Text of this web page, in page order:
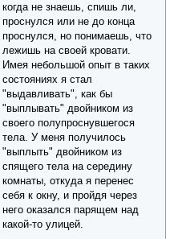
когда не знаешь, спишь ли,
проснулся или не до конца
проснулся, но понимаешь, что
лежишь на своей кровати.
Имея небольшой опыт в таких
состояниях я стал
"выдавливать", как бы
"выплывать" двойником из
своего полупроснувшегося
тела. У меня получилось
"выплыть" двойником из
спящего тела на середину
комнаты, откуда я перенес
себя к окну, и пройдя через
него оказался парящем над
какой-то улицей.